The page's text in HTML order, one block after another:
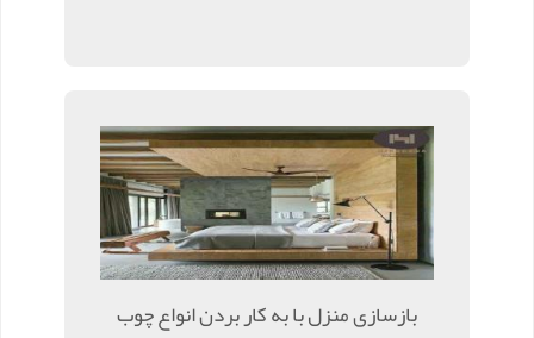
بازسازی منزل با به کار بردن انواع چوب